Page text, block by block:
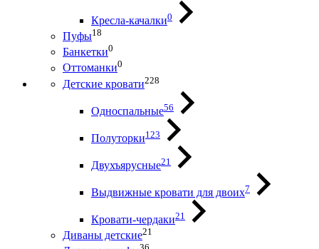
Кресла-качалки0
Пуфы18
Банкетки0
Оттоманки0
Детские кровати228
Односпальные56
Полуторки123
Двухъярусные21
Выдвижные кровати для двоих7
Кровати-чердаки21
Диваны детские21